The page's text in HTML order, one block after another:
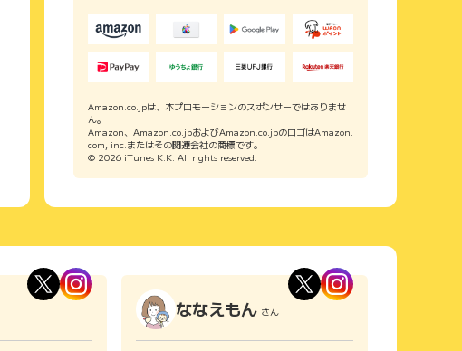
Amazon.co.jpは、本プロモーションのスポンサーではありませ
ん。
Amazon、Amazon.co.jpおよびAmazon.co.jpのロゴはAmazon.
com, inc.またはその関連会社の商標です。
© 2026 iTunes K.K. All rights reserved.
ななえもん さん